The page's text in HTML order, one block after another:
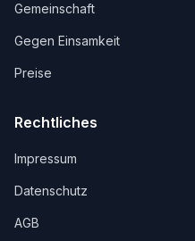
Gemeinschaft
Gegen Einsamkeit
Preise
Rechtliches
Impressum
Datenschutz
AGB